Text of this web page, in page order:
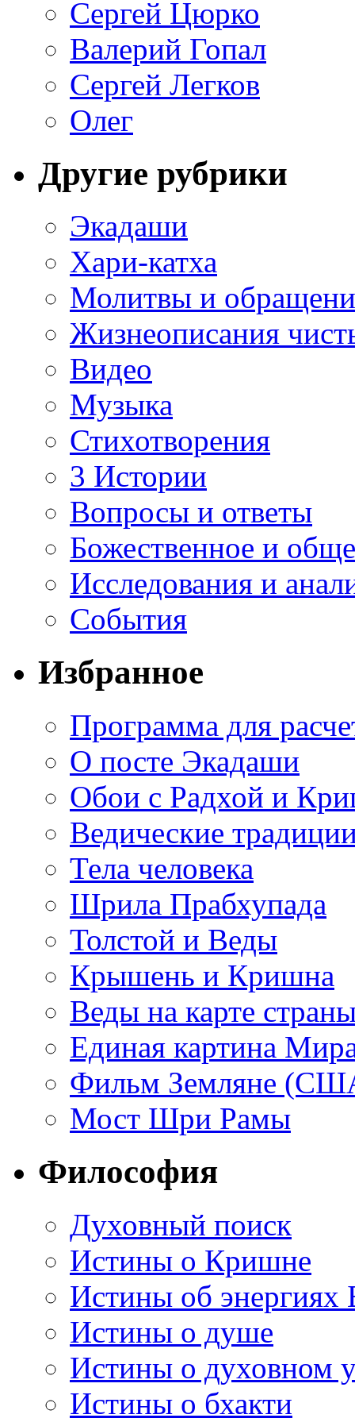
Сергей Цюрко
Валерий Гопал
Сергей Легков
Олег
Другие рубрики
Экадаши
Хари-катха
Молитвы и
Жизнеописания
Видео
Музыка
Стихотворения
3 Истории
Вопросы и ответы
Божественное и
Исследования и
События
Избранное
Программа для
О посте Экадаши
Обои с Радхой и
Ведические
Тела человека
Шрила Прабхупада
Толстой и Веды
Крышень и Кришна
Веды на карте
Единая картина
Фильм Земляне
Мост Шри Рамы
Философия
Духовный поиск
Истины о Кришне
Истины об энергиях
Истины о душе
Истины о духовном
Истины о бхакти